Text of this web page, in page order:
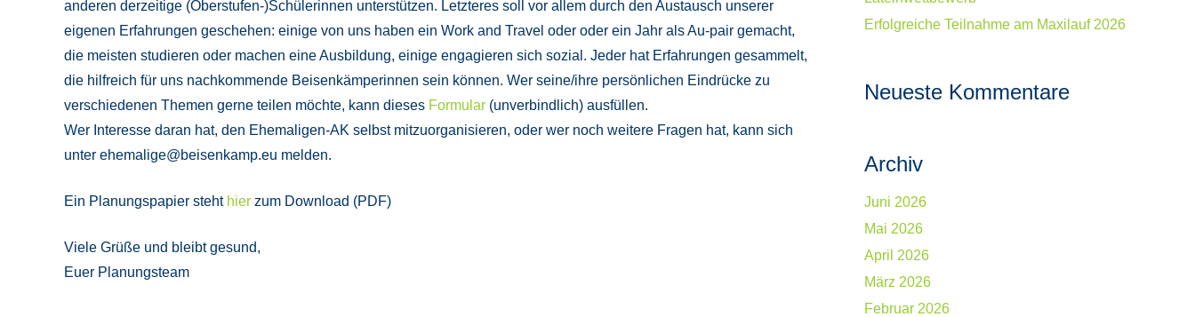
anderen derzeitige (Oberstufen-)Schülerinnen unterstützen. Letzteres soll vor allem durch den Austausch unserer
eigenen Erfahrungen geschehen: einige von uns haben ein Work and Travel oder oder ein Jahr als Au-pair gemacht,
die meisten studieren oder machen eine Ausbildung, einige engagieren sich sozial. Jeder hat Erfahrungen gesammelt,
die hilfreich für uns nachkommende Beisenkämperinnen sein können. Wer seine/ihre persönlichen Eindrücke zu
verschiedenen Themen gerne teilen möchte, kann dieses Formular (unverbindlich) ausfüllen.
Wer Interesse daran hat, den Ehemaligen-AK selbst mitzuorganisieren, oder wer noch weitere Fragen hat, kann sich
unter ehemalige@beisenkamp.eu melden.
Ein Planungspapier stehthier zum Download (PDF)
Viele Grüße und bleibt gesund,
Euer Planungsteam
Erfolgreiche Teilnahme am Maxilauf 2026
Neueste Kommentare
Archiv
Juni 2026
Mai 2026
April 2026
März 2026
Februar 2026